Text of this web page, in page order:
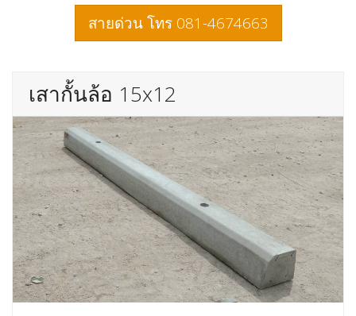
สายด่วน โทร 081-4674663
เสากั้นล้อ 15x12